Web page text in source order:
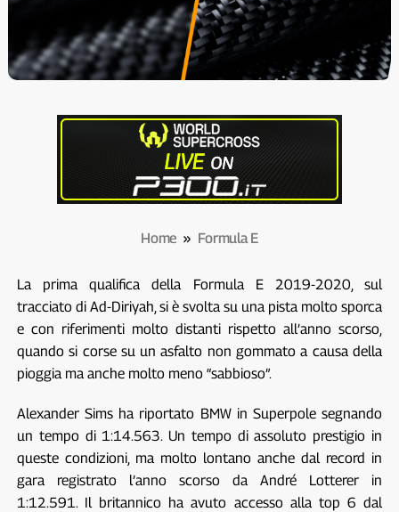
Home » Formula E
La prima qualifica della Formula E 2019-2020, sul
tracciato di Ad-Diriyah, si è svolta su una pista molto sporca
e con riferimenti molto distanti rispetto all’anno scorso,
quando si corse su un asfalto non gommato a causa della
pioggia ma anche molto meno “sabbioso”.
Alexander Sims ha riportato BMW in Superpole segnando
un tempo di 1:14.563. Un tempo di assoluto prestigio in
queste condizioni, ma molto lontano anche dal record in
gara registrato l’anno scorso da André Lotterer in
1:12.591. Il britannico ha avuto accesso alla top 6 dal